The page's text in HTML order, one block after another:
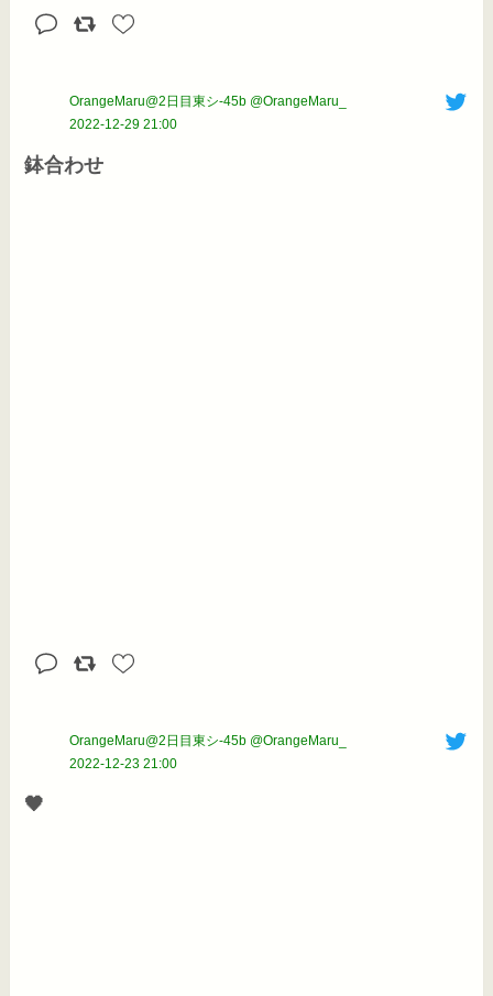
OrangeMaru@2日目東シ-45b @OrangeMaru_
2022-12-29 21:00
鉢合わせ
OrangeMaru@2日目東シ-45b @OrangeMaru_
2022-12-23 21:00
🖤